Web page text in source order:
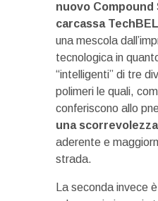
nuovo Compound
carcassa
una mescola
tecnologica in
“intelligenti” di tre
polimeri le quali,
conferiscono allo
una scorrevolezza
aderente e
strada.
La seconda invece